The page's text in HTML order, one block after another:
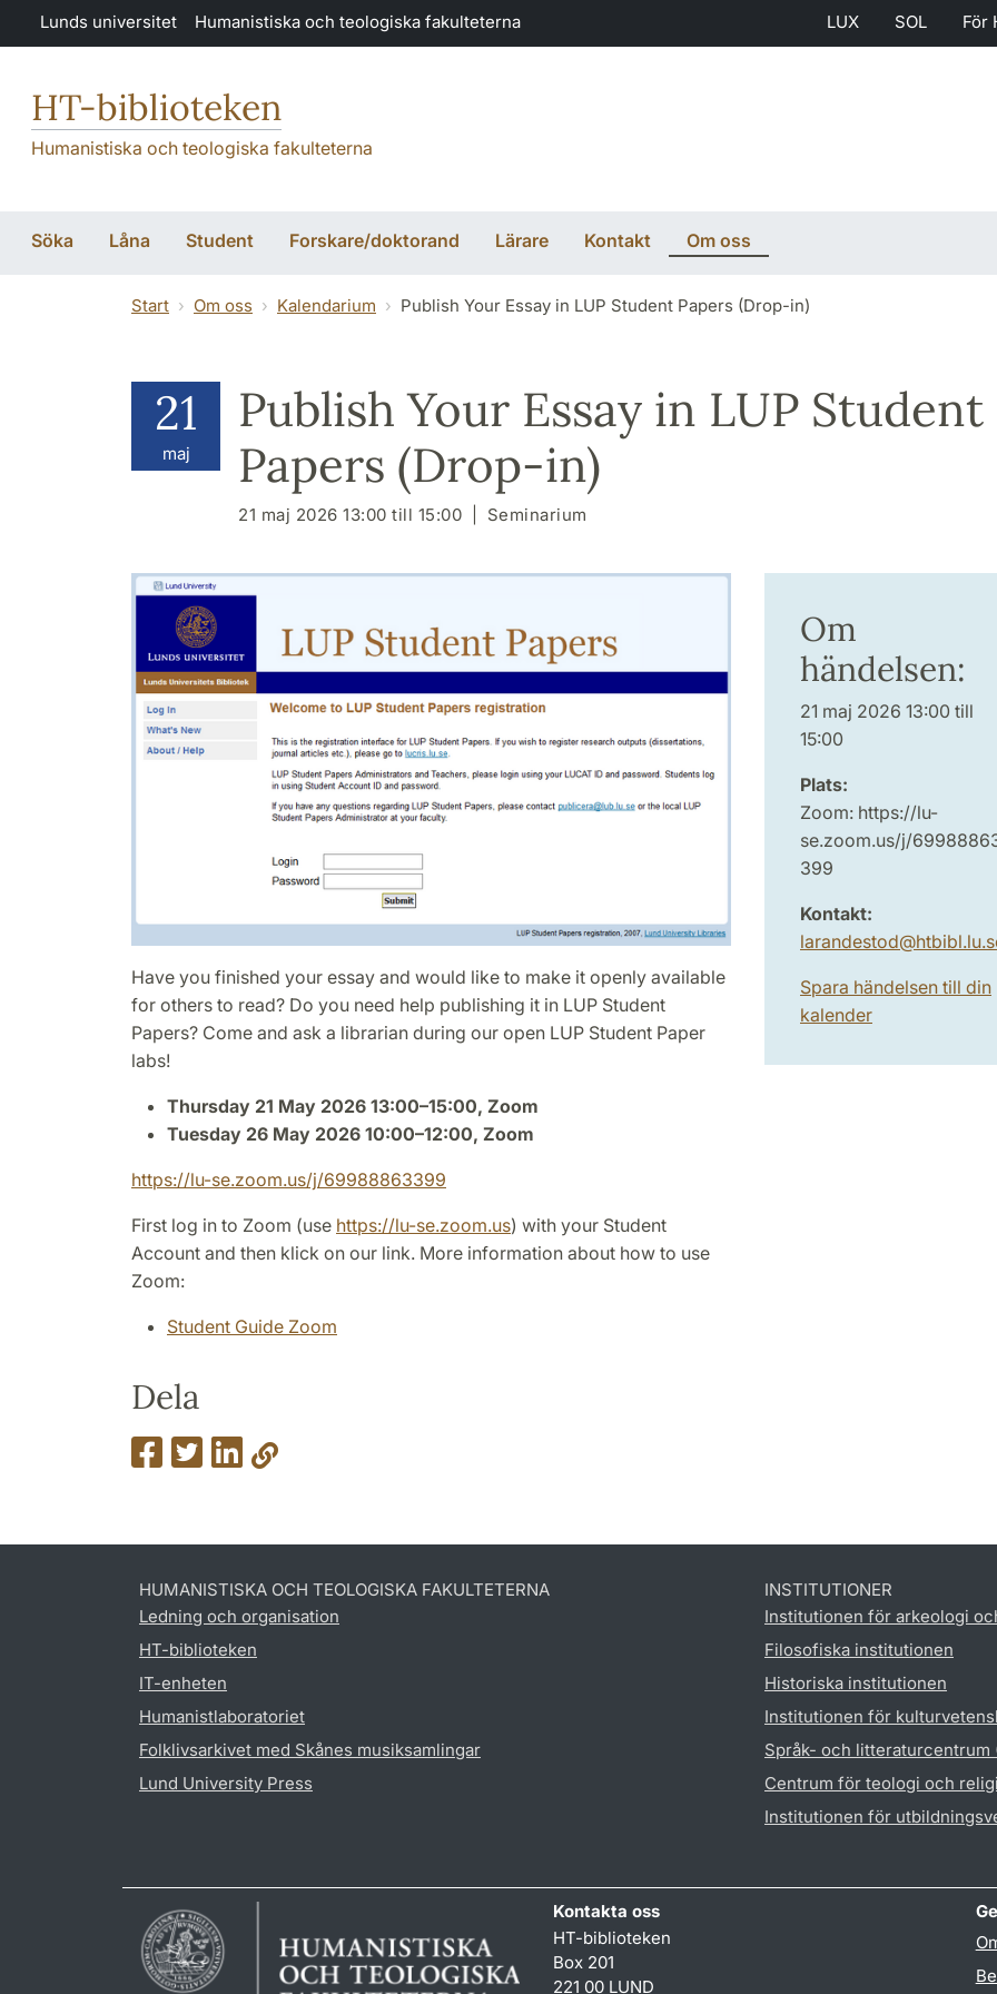
Hoppa till huvudinnehåll
Lunds universitet Humanistiska och teologiska fakulteterna LUX SOL För
HT-biblioteken
Humanistiska och teologiska fakulteterna
Söka Låna Student Forskare/doktorand Lärare Kontakt Om oss
Start Om oss Kalendarium Publish Your Essay in LUP Student Papers (Drop-in)
21
maj
Publish Your Essay in LUP Student
Papers (Drop-in)
21 maj 2026 13:00 till 15:00 Seminarium
Have you finished your essay and would like to make it openly available
for others to read? Do you need help publishing it in LUP Student
Papers? Come and ask a librarian during our open LUP Student Paper
labs!
Thursday 21 May 2026 13:00–15:00, Zoom
Tuesday 26 May 2026 10:00–12:00, Zoom
https://lu-se.zoom.us/j/69988863399
First log in to Zoom (use https://lu-se.zoom.us) with your Student
Account and then klick on our link. More information about how to use
Zoom:
Student Guide Zoom
Dela
Om
händelsen:
21 maj 2026 13:00 till
15:00
Plats:
Zoom: https://lu-
se.zoom.us/j/
399
Kontakt:
larandestod@htbibl.lu.
Spara händelsen till din
kalender
HUMANISTISKA OCH TEOLOGISKA FAKULTETERNA
Ledning och organisation
HT-biblioteken
IT-enheten
Humanistlaboratoriet
Folklivsarkivet med Skånes musiksamlingar
Lund University Press
INSTITUTIONER
Institutionen för arkeologi
Filosofiska institutionen
Historiska institutionen
Institutionen för
Språk- och litteraturcentrum
Centrum för teologi och
Institutionen för
Kontakta oss
HT-biblioteken
Box 201
221 00 LUND